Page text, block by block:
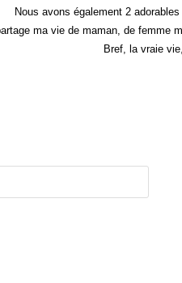
Nous avons également 2
ma vie de maman, de femme
Bref, la vraie